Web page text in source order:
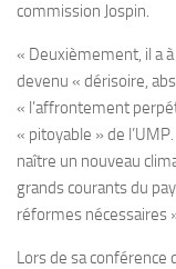
commission Jospin.
« Deuxièmement, il a
devenu « dérisoire,
« l’affrontement
« pitoyable » de
naître un nouveau
grands courants du
réformes nécessaires
Lors de sa